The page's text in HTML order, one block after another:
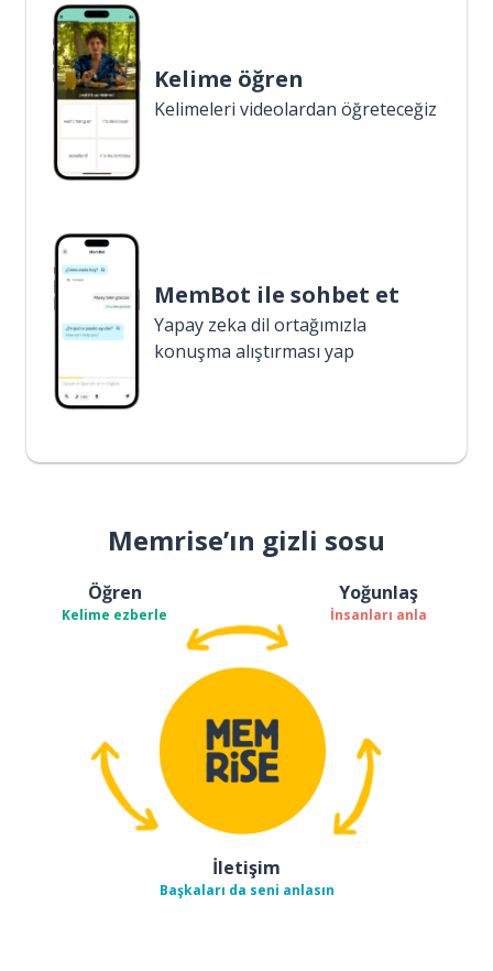
Kelime öğren
Kelimeleri videolardan öğreteceğiz
MemBot ile sohbet et
Yapay zeka dil ortağımızla
konuşma alıştırması yap
Memrise’ın gizli sosu
Öğren
Kelime ezberle
Yoğunlaş
İnsanları anla
İletişim
Başkaları da seni anlasın